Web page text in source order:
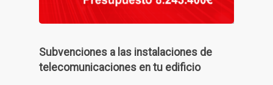
Subvenciones a las instalaciones de
telecomunicaciones en tu edificio